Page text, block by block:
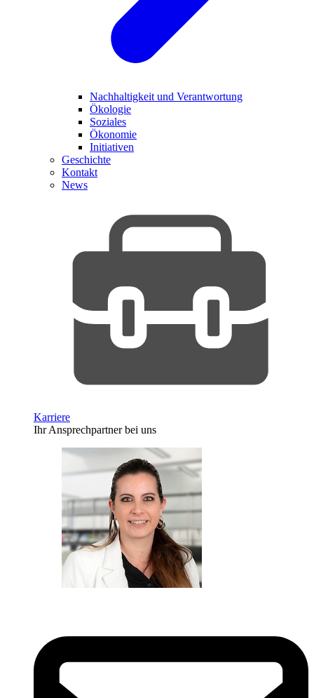
Nachhaltigkeit und Verantwortung
Ökologie
Soziales
Ökonomie
Initiativen
Geschichte
Kontakt
News
Karriere
Ihr Ansprechpartner bei uns